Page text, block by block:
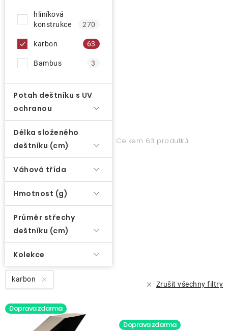
Kontakty
hliníková
konstrukce
270
karbon 63
Bambus 3
Potah deštníku s UV
ochranou
Délka složeného
deštníku (cm)
Váhová třída
Hmotnost (g)
Průměr střechy
deštníku (cm)
Kolekce
Celkem 63 produtků
karbon
Zrušit všechny filtry
Doprava zdarma
Doprava zdarma